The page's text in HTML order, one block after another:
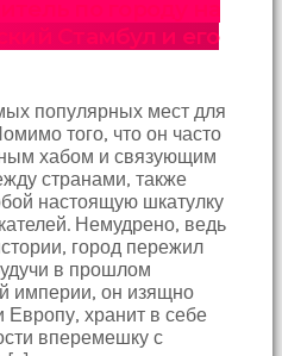
Стамбул и его
популярных мест для
того, что он часто
хабом и связующим
странами, также
настоящую шкатулку
Немудрено, ведь
город пережил
в прошлом
империи, он изящно
Европу, хранит в себе
вперемешку с